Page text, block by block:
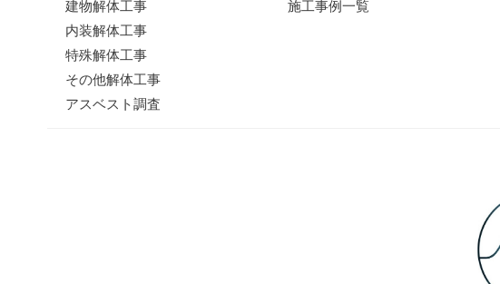
建物解体工事
内装解体工事
特殊解体工事
その他解体工事
アスベスト調査
施工事例一覧